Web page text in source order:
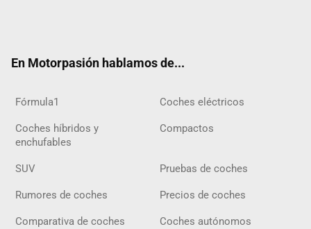
En Motorpasión hablamos de...
Fórmula1 Coches eléctricos
Coches híbridos y
enchufables
Compactos
SUV Pruebas de coches
Rumores de coches Precios de coches
Comparativa de coches Coches autónomos